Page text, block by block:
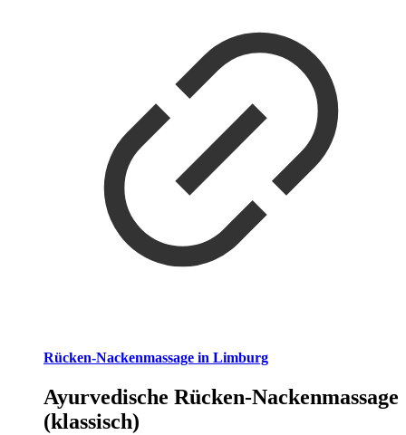
Rücken-Nackenmassage in Limburg
Ayurvedische Rücken-Nackenmassage
(klassisch)